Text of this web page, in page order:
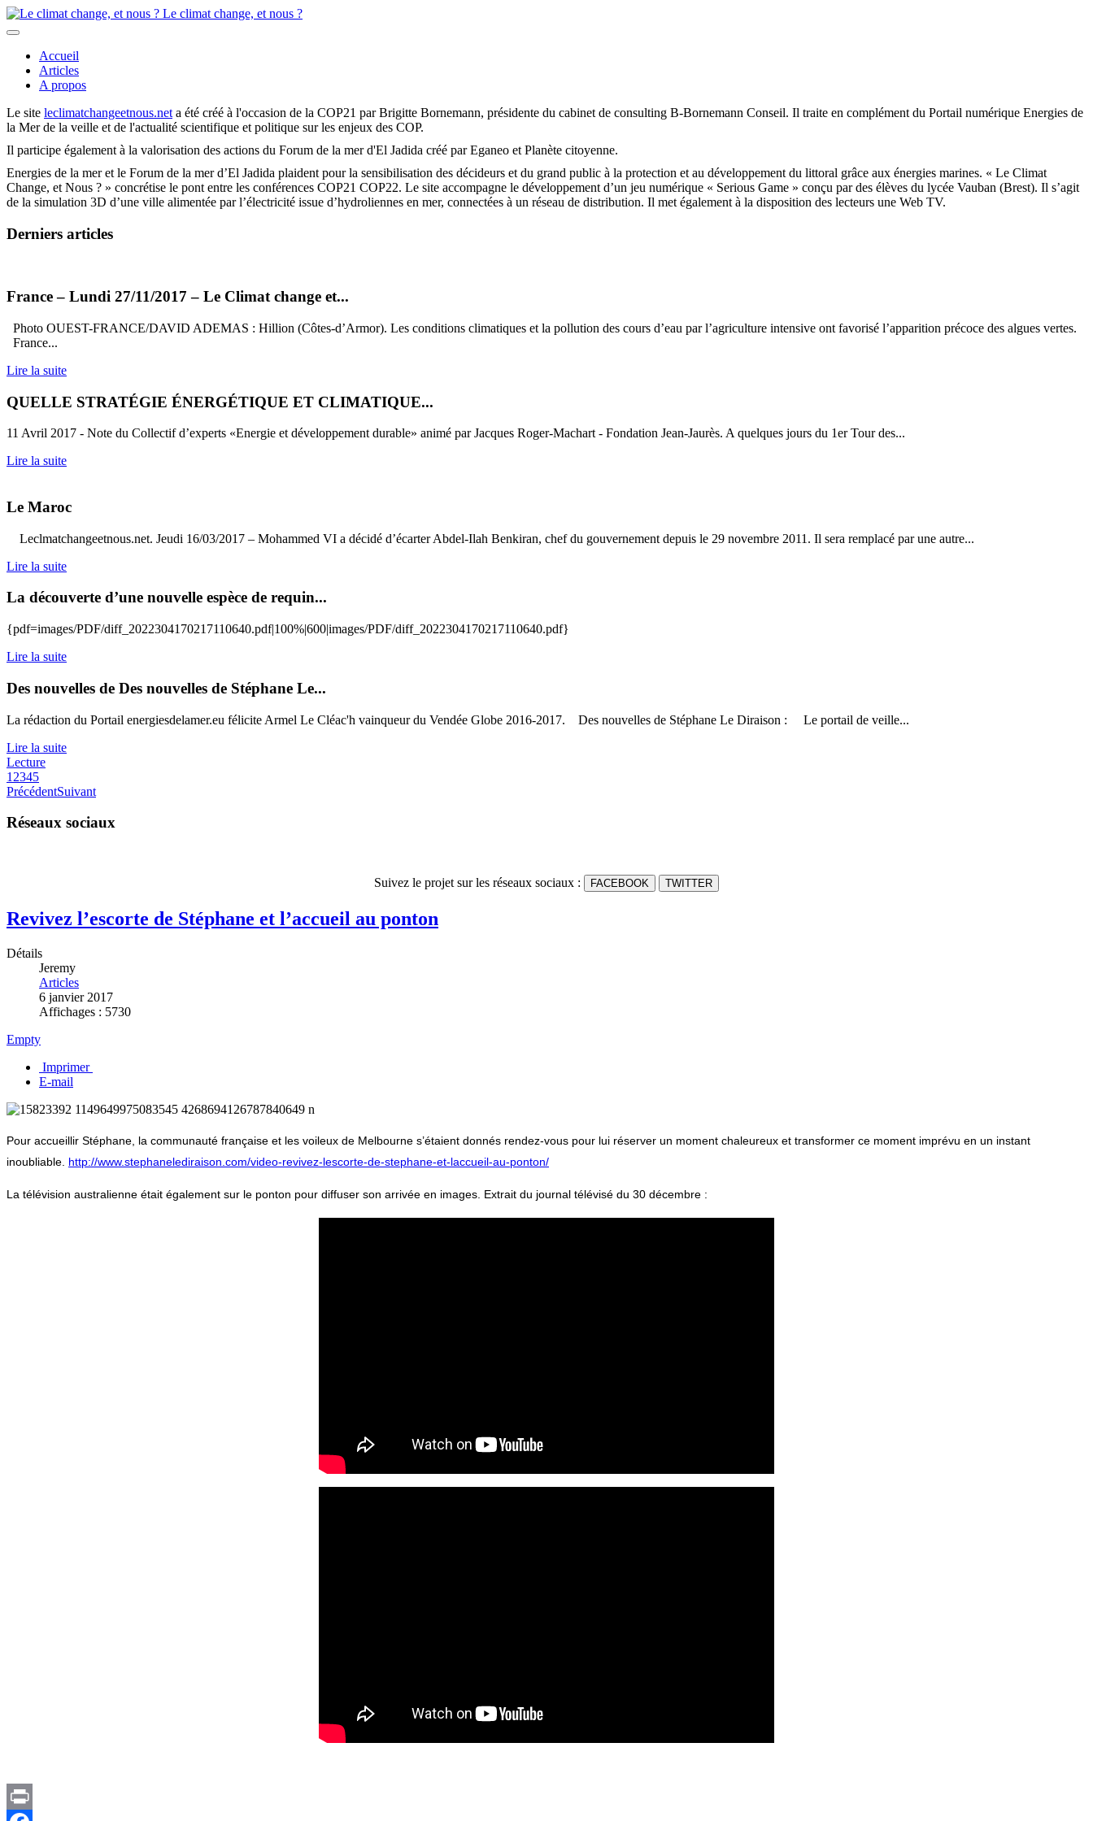
Le climat change, et nous ?
Accueil
Articles
A propos
Le site leclimatchangeetnous.net a été créé à l'occasion de la COP21 par Brigitte Bornemann, présidente du cabinet de consulting B-Bornemann Conseil. Il traite en complément du Portail numérique Energies de
la Mer de la veille et de l'actualité scientifique et politique sur les enjeux des COP.
Il participe également à la valorisation des actions du Forum de la mer d'El Jadida créé par Eganeo et Planète citoyenne.
Energies de la mer et le Forum de la mer d’El Jadida plaident pour la sensibilisation des décideurs et du grand public à la protection et au développement du littoral grâce aux énergies marines. « Le Climat
Change, et Nous ? » concrétise le pont entre les conférences COP21 COP22. Le site accompagne le développement d’un jeu numérique « Serious Game » conçu par des élèves du lycée Vauban (Brest). Il s’agit
de la simulation 3D d’une ville alimentée par l’électricité issue d’hydroliennes en mer, connectées à un réseau de distribution. Il met également à la disposition des lecteurs une Web TV.
Derniers articles
France – Lundi 27/11/2017 – Le Climat change et...
Photo OUEST-FRANCE/DAVID ADEMAS : Hillion (Côtes-d’Armor). Les conditions climatiques et la pollution des cours d’eau par l’agriculture intensive ont favorisé l’apparition précoce des algues vertes.
France...
Lire la suite
QUELLE STRATÉGIE ÉNERGÉTIQUE ET CLIMATIQUE...
11 Avril 2017 - Note du Collectif d’experts «Energie et développement durable» animé par Jacques Roger-Machart - Fondation Jean-Jaurès. A quelques jours du 1er Tour des...
Lire la suite
Le Maroc
Leclmatchangeetnous.net. Jeudi 16/03/2017 – Mohammed VI a décidé d’écarter Abdel-Ilah Benkiran, chef du gouvernement depuis le 29 novembre 2011. Il sera remplacé par une autre...
Lire la suite
La découverte d’une nouvelle espèce de requin...
{pdf=images/PDF/diff_2022304170217110640.pdf|100%|600|images/PDF/diff_2022304170217110640.pdf}
Lire la suite
Des nouvelles de Des nouvelles de Stéphane Le...
La rédaction du Portail energiesdelamer.eu félicite Armel Le Cléac'h vainqueur du Vendée Globe 2016-2017. Des nouvelles de Stéphane Le Diraison : Le portail de veille...
Lire la suite
Lecture
1 2345
PrécédentSuivant
Réseaux sociaux
Suivez le projet sur les réseaux sociaux : FACEBOOK TWITTER
Revivez l’escorte de Stéphane et l’accueil au ponton
Détails
Jeremy
Articles
6 janvier 2017
Affichages : 5730
Empty
Imprimer
E-mail
Pour accueillir Stéphane, la communauté française et les voileux de Melbourne s’étaient donnés rendez-vous pour lui réserver un moment chaleureux et transformer ce moment imprévu en un instant
inoubliable. http://www.stephanelediraison.com/video-revivez-lescorte-de-stephane-et-laccueil-au-ponton/
La télévision australienne était également sur le ponton pour diffuser son arrivée en images. Extrait du journal télévisé du 30 décembre :